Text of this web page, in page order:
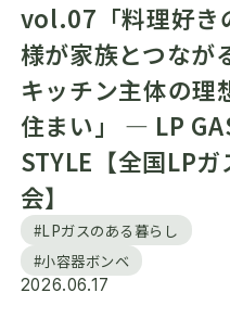
vol.07「料理好き
様が家族とつなが
キッチン主体の理
住まい」 ― LP
STYLE【全国LPガ
会】
#LPガスのある暮らし
#小容器ボンベ
2026.06.17